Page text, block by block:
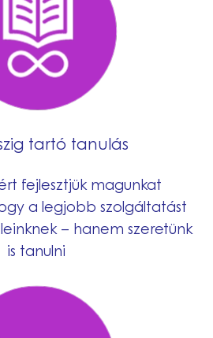
tartó tanulás
fejlesztjük magunkat
a legjobb szolgáltatást
– hanem szeretünk
is tanulni